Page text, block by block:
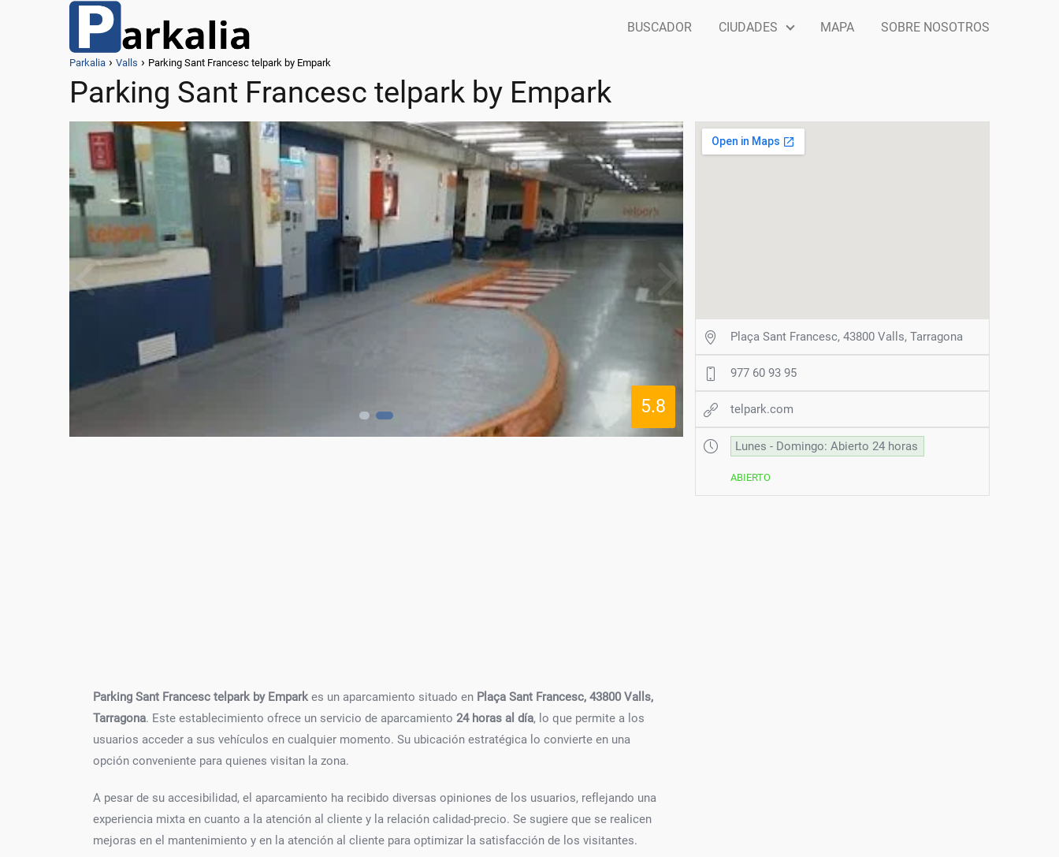
BUSCADOR CIUDADES MAPA SOBRE NOSOTROS
Parkalia Valls Parking Sant Francesc telpark by Empark
Parking Sant Francesc telpark by Empark
5.8
Parking Sant Francesc telpark by Emparkes un aparcamiento situado en Plaça Sant Francesc, 43800 Valls,
Tarragona. Este establecimiento ofrece un servicio de aparcamiento 24 horas al día, lo que permite a los
usuarios acceder a sus vehículos en cualquier momento. Su ubicación estratégica lo convierte en una
opción conveniente para quienes visitan la zona.
A pesar de su accesibilidad, el aparcamiento ha recibido diversas opiniones de los usuarios, reflejando una
experiencia mixta en cuanto a la atención al cliente y la relación calidad-precio. Se sugiere que se realicen
mejoras en el mantenimiento y en la atención al cliente para optimizar la satisfacción de los visitantes.
Plaça Sant Francesc, 43800 Valls, Tarragona
977 60 93 95
telpark.com
Lunes - Domingo: Abierto 24 horas
ABIERTO